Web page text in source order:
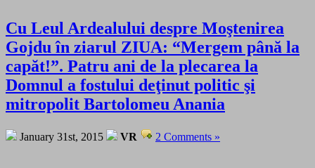
Cu Leul Ardealului despre Moştenirea
Gojdu în ziarul ZIUA: “Mergem până la
capăt!”. Patru ani de la plecarea la
Domnul a fostului deţinut politic şi
mitropolit Bartolomeu Anania
January 31st, 2015 VR 2 Comments »